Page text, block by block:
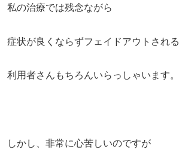
私の治療では残念ながら
症状が良くならずフェイドアウトされる
利用者さんもちろんいらっしゃいます。
しかし、非常に心苦しいのですが